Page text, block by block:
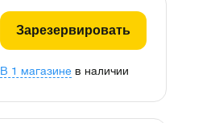
Зарезервировать
В 1 магазине в наличии